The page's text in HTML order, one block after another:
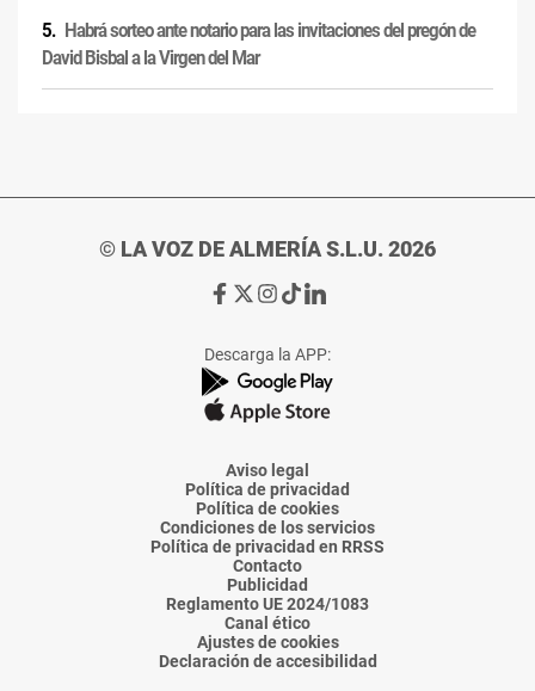
Habrá sorteo ante notario para las invitaciones del pregón de
David Bisbal a la Virgen del Mar
© LA VOZ DE ALMERÍA S.L.U. 2026
Ir
de
La
Voz
Almería
Ir
de
La
Voz
Almería
Ir
de
La
Voz
Almería
Ir
de
La
Voz
Almería
Ir
de
La
Voz
Descarga la APP:
Aviso legal
Política de privacidad
Política de cookies
Condiciones de los servicios
Política de privacidad en RRSS
Contacto
Publicidad
Reglamento UE 2024/1083
Canal ético
Ajustes de cookies
Declaración de accesibilidad